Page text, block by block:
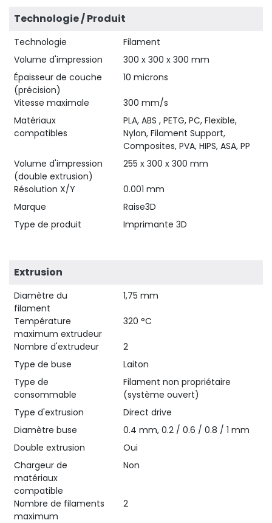
Technologie / Produit
Technologie
Filament
Volume d'impression
300 x 300 x 300 mm
Épaisseur de couche
(précision)
10 microns
Vitesse maximale
300 mm/s
Matériaux
compatibles
PLA, ABS , PETG, PC, Flexible,
Nylon, Filament Support,
Composites, PVA, HIPS, ASA, PP
Volume d'impression
(double extrusion)
255 x 300 x 300 mm
Résolution X/Y
0.001 mm
Marque
Raise3D
Type de produit
Imprimante 3D
Extrusion
Diamètre du
filament
1,75 mm
Température
maximum extrudeur
320 °C
Nombre d'extrudeur
2
Type de buse
Laiton
Type de
consommable
Filament non propriétaire
(système ouvert)
Type d'extrusion
Direct drive
Diamètre buse
0.4 mm, 0.2 / 0.6 / 0.8 / 1 mm
Double extrusion
Oui
Chargeur de
matériaux
compatible
Non
Nombre de filaments
maximum
2